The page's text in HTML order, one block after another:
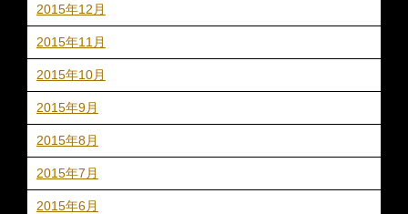
2015年12月
2015年11月
2015年10月
2015年9月
2015年8月
2015年7月
2015年6月